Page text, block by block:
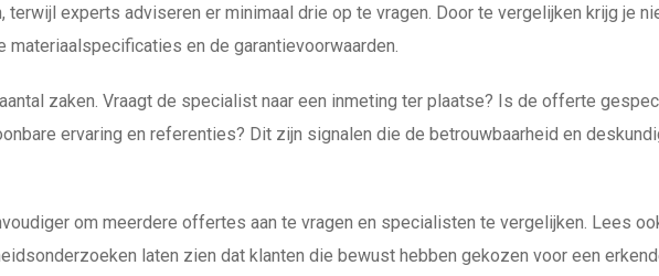
experts adviseren er minimaal drie op te vragen. Door te vergelijken krijg je
en de garantievoorwaarden.
zaken. Vraagt de specialist naar een inmeting ter plaatse? Is de offerte
ervaring en referenties? Dit zijn signalen die de betrouwbaarheid en
om meerdere offertes aan te vragen en specialisten te vergelijken. Lees
laten zien dat klanten die bewust hebben gekozen voor een